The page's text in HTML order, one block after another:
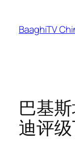
content
BaaghiTV
巴基
迪评